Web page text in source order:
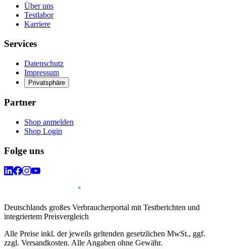
Über uns
Testlabor
Karriere
Services
Datenschutz
Impressum
Privatsphäre
Partner
Shop anmelden
Shop Login
Folge uns
Deutschlands großes Verbraucherportal mit Testberichten und
integriertem Preisvergleich
Alle Preise inkl. der jeweils geltenden gesetzlichen MwSt., ggf.
zzgl. Versandkosten. Alle Angaben ohne Gewähr.